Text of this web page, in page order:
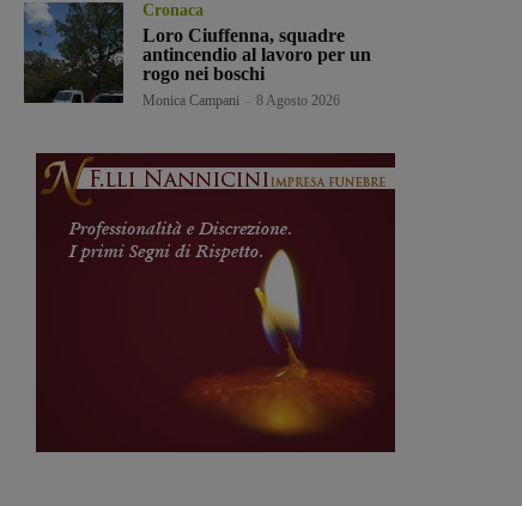
Cronaca
Loro Ciuffenna, squadre
antincendio al lavoro per un
rogo nei boschi
Monica Campani 8 Agosto 2026